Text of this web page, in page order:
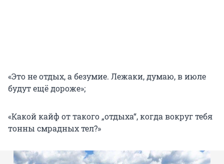
«Это не отдых, а безумие. Лежаки, думаю, в июле
будут ещё дороже»;
«Какой кайф от такого „отдыха“, когда вокруг тебя
тонны смрадных тел?»